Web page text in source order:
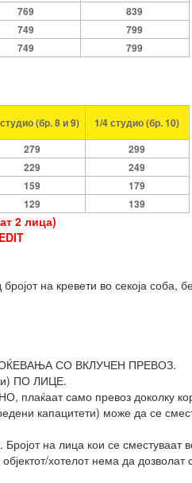
769
839
749
799
749 799
(бр. 8 и 9) 1/4 студио(бр.10)
279
299
229
249
159
179
129 139
2 лица)
на кревети во секоја соба,
СО ВКЛУЧЕН ПРЕВОЗ.
ПО ЛИЦЕ.
плаќаат само превоз доколку
капацитети) може да се
на лица кои се сместуваат
хотелот нема да